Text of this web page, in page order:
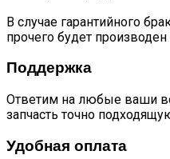
В случае гарантийного
прочего будет
Поддержка
Ответим на любые ваши
запчасть точно
Удобная оплата